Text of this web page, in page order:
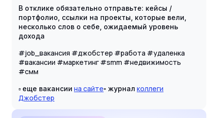
В отклике обязательно отправьте: кейсы /
портфолио, ссылки на проекты, которые вели,
несколько слов о себе, ожидаемый уровень
дохода
#job_вакансия #джобстер #работа #удаленка
#вакансии #маркетинг #smm #недвижимость
#смм
▫️ еще вакансии на сайте▫️ журнал коллеги
Джобстер